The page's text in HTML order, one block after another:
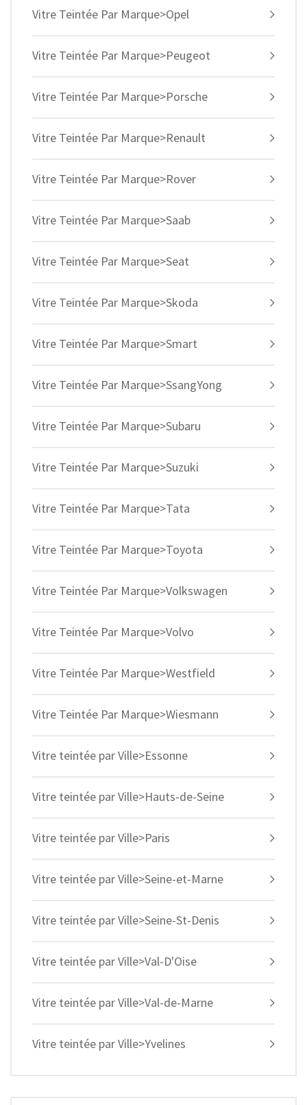
Vitre Teintée Par Marque>Opel
Vitre Teintée Par Marque>Peugeot
Vitre Teintée Par Marque>Porsche
Vitre Teintée Par Marque>Renault
Vitre Teintée Par Marque>Rover
Vitre Teintée Par Marque>Saab
Vitre Teintée Par Marque>Seat
Vitre Teintée Par Marque>Skoda
Vitre Teintée Par Marque>Smart
Vitre Teintée Par Marque>SsangYong
Vitre Teintée Par Marque>Subaru
Vitre Teintée Par Marque>Suzuki
Vitre Teintée Par Marque>Tata
Vitre Teintée Par Marque>Toyota
Vitre Teintée Par Marque>Volkswagen
Vitre Teintée Par Marque>Volvo
Vitre Teintée Par Marque>Westfield
Vitre Teintée Par Marque>Wiesmann
Vitre teintée par Ville>Essonne
Vitre teintée par Ville>Hauts-de-Seine
Vitre teintée par Ville>Paris
Vitre teintée par Ville>Seine-et-Marne
Vitre teintée par Ville>Seine-St-Denis
Vitre teintée par Ville>Val-D'Oise
Vitre teintée par Ville>Val-de-Marne
Vitre teintée par Ville>Yvelines